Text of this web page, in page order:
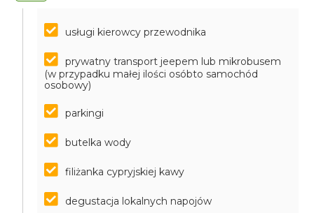
usługi kierowcy przewodnika
prywatny transport jeepem lub mikrobusem
(w przypadku małej ilości osóbto samochód
osobowy)
parkingi
butelka wody
filiżanka cypryjskiej kawy
degustacja lokalnych napojów